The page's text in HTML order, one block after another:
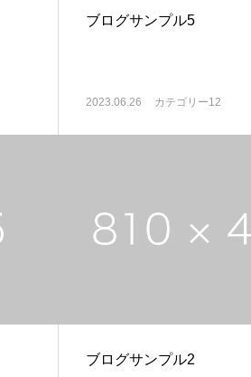
ブログサンプル5
2023.06.26 カテゴリー12
ブログサンプル2